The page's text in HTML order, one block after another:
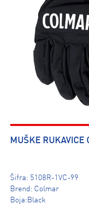
MUŠKE RUKAVICE
Šifra: 5108R-1VC-99
Brend: Colmar
Boja:Black